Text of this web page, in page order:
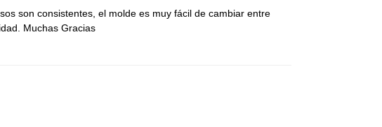
son consistentes, el molde es muy fácil de cambiar entre
Muchas Gracias